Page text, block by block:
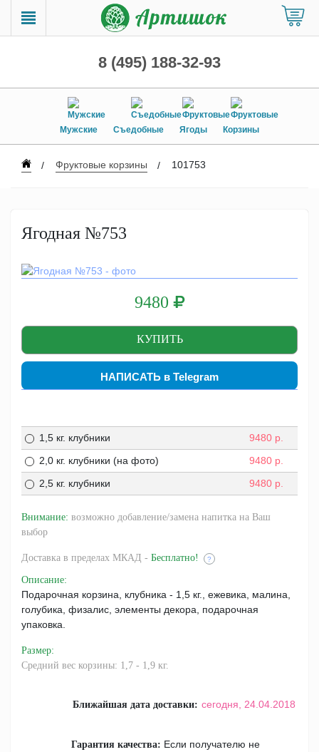
8 (495) 188-32-93
Мужские Съедобные Ягоды Корзины
Фруктовые корзины 101753
Ягодная №753
9480
НАПИСАТЬ в Telegram
1,5 кг. клубники 9480 р.
2,0 кг. клубники (на фото)
9480 р.
2,5 кг. клубники
9480 р.
Внимание: возможно добавление/замена напитка на Ваш
выбор
Доставка в пределах МКАД - Бесплатно! ?
Описание:
Подарочная корзина, клубника - 1,5 кг., ежевика, малина,
голубика, физалис, элементы декора, подарочная
упаковка.
Размер:
Средний вес корзины: 1,7 - 1,9 кг.
Ближайшая дата доставки: сегодня, 24.04.2018
Гарантия качества: Если получателю не